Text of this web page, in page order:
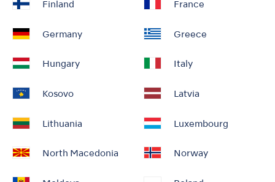
Finland France
Germany Greece
Hungary Italy
Kosovo Latvia
Lithuania Luxembourg
North Macedonia Norway